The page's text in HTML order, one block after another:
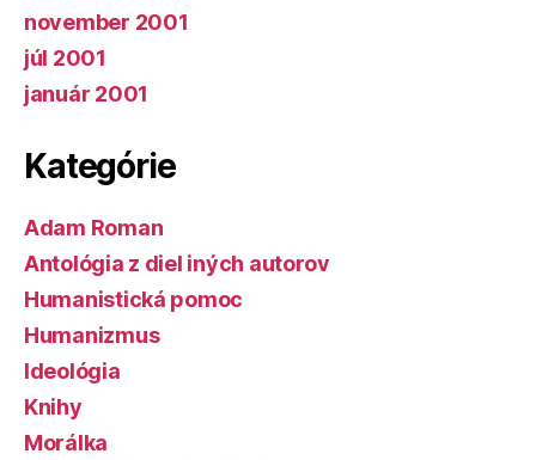
november 2001
júl 2001
január 2001
Kategórie
Adam Roman
Antológia z diel iných autorov
Humanistická pomoc
Humanizmus
Ideológia
Knihy
Morálka